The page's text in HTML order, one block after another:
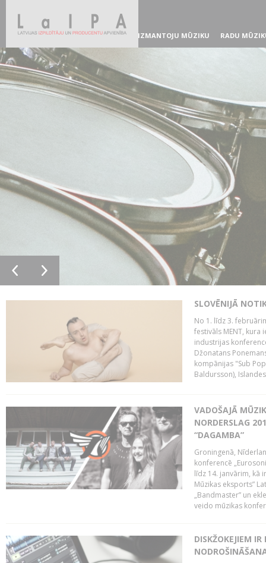
IZMANTOJU MŪZIKU RADU
SLOVĒNIJĀ
No 1. līdz 3.
festivāls MENT, kura
industrijas
Džonatans
kompānijas "Sub
Baldursson),
VADOŠAJĀ
NORDERSLAG
“DAGAMBA”
Groningenā,
konferencē
līdz 14. janvārim, kā
Mūzikas eksports”
„Bandmaster” un
veido mūzikas
DISKŽOKEJIEM